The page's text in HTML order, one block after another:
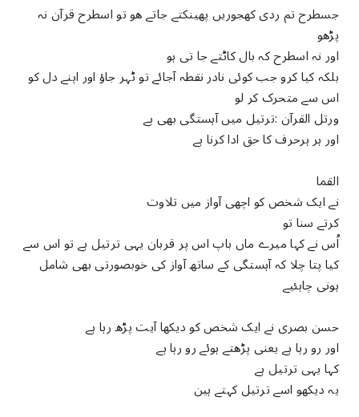
جسطرح تم ردی کھجوریں پھینکتے جاتے ھو تو اسطرح قرآن نہ
پڑھو
اور نہ اسطرح کہ بال کاٹتے جا تی ہو
بلکہ کیا کرو جب کوئی نادر نقطہ آجائے تو ٹہر جاؤ اور اپنے دل کو
اس سے متحرک کر لو
ورتل القرآن :ترتیل میں آہستگی بھی ہے
اور ہر ہرحرف کا حق ادا کرنا ہے
القما
نے ایک شخص کو اچھی آواز میں تلاوت
کرتے سنا تو
اُس نے کہا میرے ماں باپ اس پر قربان یہی ترتیل ہے تو اس سے
کیا پتا چلا کہ آہستگی کے ساتھ آواز کی خوبصورتی بھی شامل
ہونی چاہئیے
حسن بصری نے ایک شخص کو دیکھا آیت پڑھ رہا ہے
اور رو رہا ہے یعنی پڑھتے ہوئے رو رہا ہے
کہا یہی ترتیل ہے
یہ دیکھو اسے ترتیل کہتے ہین